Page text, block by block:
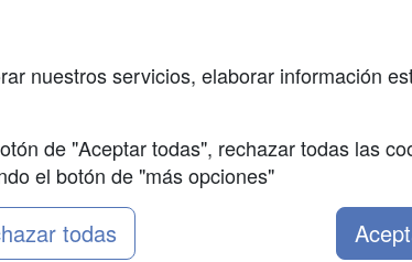
nuestros servicios, elaborar información
de "Aceptar todas", rechazar todas las
el botón de "más opciones"
todas